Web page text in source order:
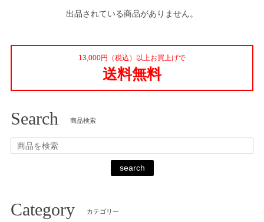
出品されている商品がありません。
13,000円（税込）以上お買上げで
送料無料
Search 商品検索
search
Category カテゴリー